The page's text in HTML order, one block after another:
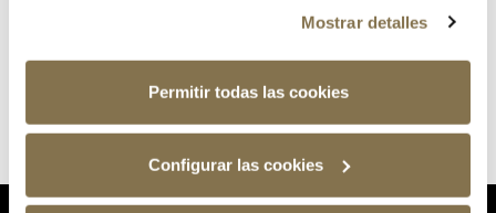
Mostrar detalles
Permitir todas las cookies
Configurar las cookies